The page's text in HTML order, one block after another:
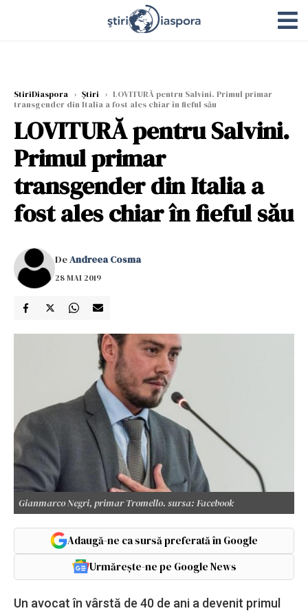
StiriDiaspora › Știri › LOVITURĂ pentru Salvini. Primul primar
transgender din Italia a fost ales chiar în fieful său
LOVITURĂ pentru Salvini.
Primul primar
transgender din Italia a
fost ales chiar în fieful său
DeAndreea Cosma
28 MAI 2019
Gianmarco Negri, primar Tromello. sursa: Facebook
Adaugă-ne ca sursă preferată în Google
Urmărește-ne pe Google News
Un avocat în vârstă de 40 de ani a devenit primul